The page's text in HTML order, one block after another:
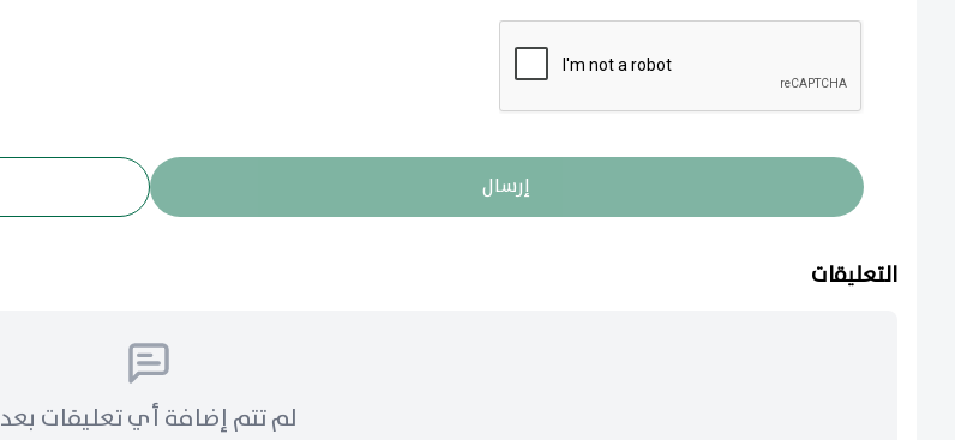
إرسال
التعليقات
لم تتم إضافة أي تعليقات بعد